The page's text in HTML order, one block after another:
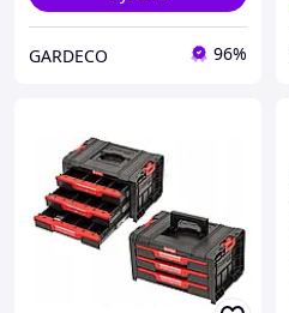
GARDECO 96%